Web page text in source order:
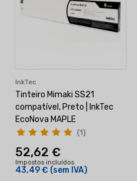
InkTec
Tinteiro Mimaki SS21
compatível, Preto | InkTec
EcoNova MAPLE
52,62 €
Impostos incluídos
43,49 € (sem IVA)
(1)